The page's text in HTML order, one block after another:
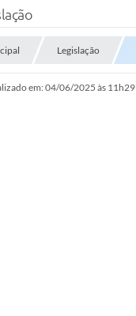
Legislação
em: 04/06/2025 às 11h29